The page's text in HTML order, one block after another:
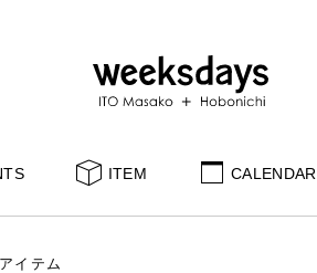
ITEM CALENDAR
イテム